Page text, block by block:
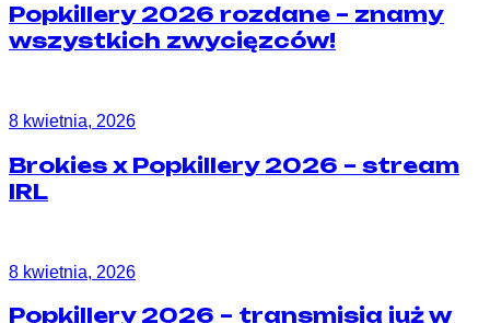
Popkillery 2026 rozdane – znamy
wszystkich zwycięzców!
8 kwietnia, 2026
Brokies x Popkillery 2026 – stream
IRL
8 kwietnia, 2026
Popkillery 2026 – transmisja już w